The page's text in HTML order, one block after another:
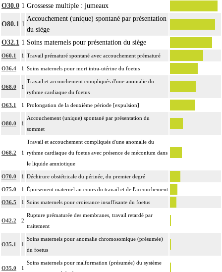
O30.0 1 Grossesse multiple : jumeaux
O80.1 1
Accouchement (unique) spontané par présentation
du siège
O32.1 1 Soins maternels pour présentation du siège
O60.1 1 Travail prématuré spontané avec accouchement prématuré
O36.4 1 Soins maternels pour mort intra-utérine du foetus
O68.0 1
Travail et accouchement compliqués d'une anomalie du
rythme cardiaque du foetus
O63.1 1 Prolongation de la deuxième période [expulsion]
O80.0 1
Accouchement (unique) spontané par présentation du
sommet
O68.2 1
Travail et accouchement compliqués d'une anomalie du
rythme cardiaque du foetus avec présence de méconium dans
le liquide amniotique
O70.0 1 Déchirure obstétricale du périnée, du premier degré
O75.0 1 Épuisement maternel au cours du travail et de l'accouchement
O36.5 1 Soins maternels pour croissance insuffisante du foetus
O42.2 2
Rupture prématurée des membranes, travail retardé par
traitement
O35.1 1
Soins maternels pour anomalie chromosomique (présumée)
du foetus
O35.0 1
Soins maternels pour malformation (présumée) du système